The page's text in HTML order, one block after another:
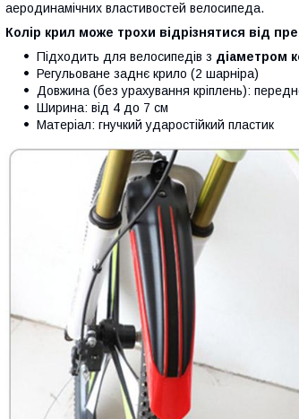
аеродинамічних властивостей велосипеда.
Колір крил може трохи відрізнятися від
Підходить для велосипедів з діаметром
Регульоване заднє крило (2 шарніра)
Довжина (без урахування кріплень):
Ширина: від 4 до 7 см
Матеріал: гнучкий ударостійкий пластик